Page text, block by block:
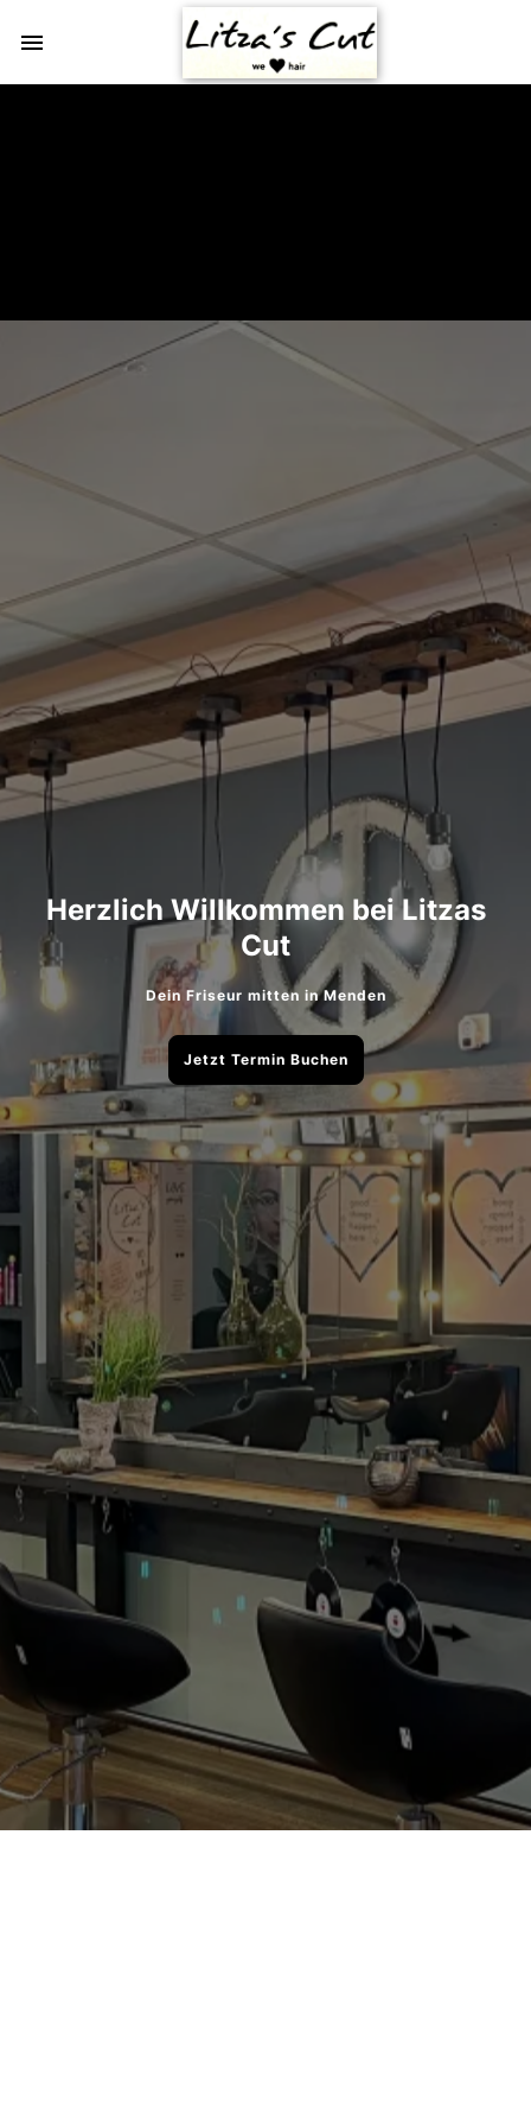
Herzlich Willkommen bei Litzas
Cut
Dein Friseur mitten in Menden
Jetzt Termin Buchen